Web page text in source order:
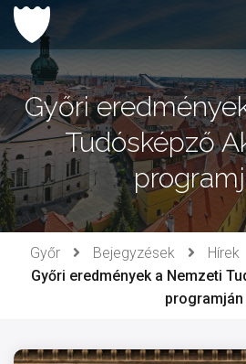
Ugrás
tartalomhoz
Győri
Tudósképző
Győr Bejegyzések Hírek
Győri eredmények a Nemzeti
programján